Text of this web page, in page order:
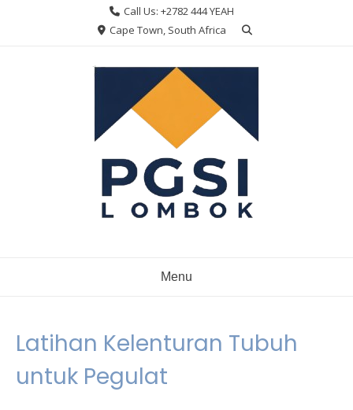
Call Us: +2782 444 YEAH
Cape Town, South Africa
Menu
Latihan Kelenturan Tubuh
untuk Pegulat